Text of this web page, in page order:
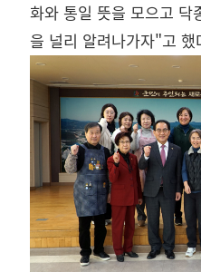
화와 통일 뜻을 모으고 닥
을 널리 알려나가자"고 했